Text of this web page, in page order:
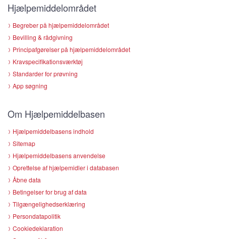
Hjælpemiddelområdet
Begreber på hjælpemiddelområdet
Bevilling & rådgivning
Principafgørelser på hjælpemiddelområdet
Kravspecifikationsværktøj
Standarder for prøvning
App søgning
Om Hjælpemiddelbasen
Hjælpemiddelbasens indhold
Sitemap
Hjælpemiddelbasens anvendelse
Oprettelse af hjælpemidler i databasen
Åbne data
Betingelser for brug af data
Tilgængelighedserklæring
Persondatapolitik
Cookiedeklaration